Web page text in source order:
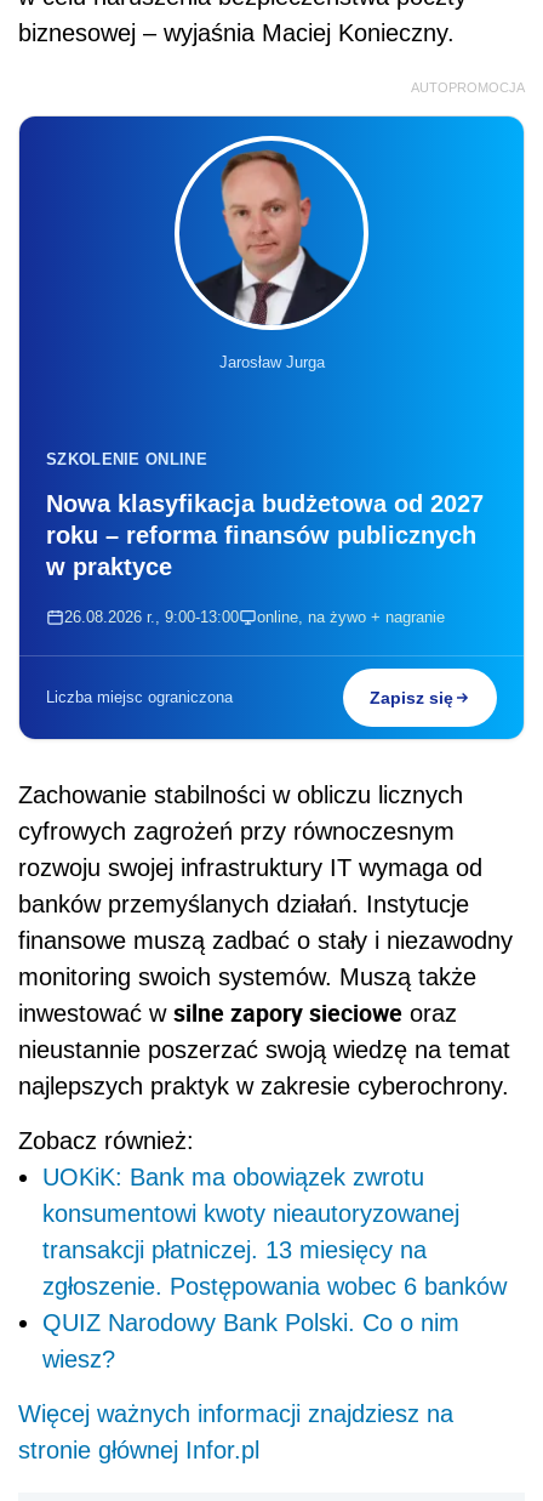
biznesowej – wyjaśnia Maciej Konieczny.
AUTOPROMOCJA
Jarosław Jurga
SZKOLENIE ONLINE
Nowa klasyfikacja budżetowa od 2027
roku – reforma finansów publicznych
w praktyce
26.08.2026 r., 9:00-13:00 online, na żywo + nagranie
Liczba miejsc ograniczona Zapisz się
Zachowanie stabilności w obliczu licznych
cyfrowych zagrożeń przy równoczesnym
rozwoju swojej infrastruktury IT wymaga od
banków przemyślanych działań. Instytucje
finansowe muszą zadbać o stały i niezawodny
monitoring swoich systemów. Muszą także
inwestować w silne zapory sieciowe oraz
nieustannie poszerzać swoją wiedzę na temat
najlepszych praktyk w zakresie cyberochrony.
Zobacz również:
UOKiK: Bank ma obowiązek zwrotu
konsumentowi kwoty nieautoryzowanej
transakcji płatniczej. 13 miesięcy na
zgłoszenie. Postępowania wobec 6 banków
QUIZ Narodowy Bank Polski. Co o nim
wiesz?
Więcej ważnych informacji znajdziesz na
stronie głównej Infor.pl